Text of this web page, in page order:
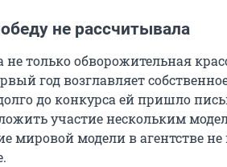
не рассчитывала
не только обворожительная
год возглавляет
до конкурса ей пришло
участие нескольким
мировой модели в агентстве